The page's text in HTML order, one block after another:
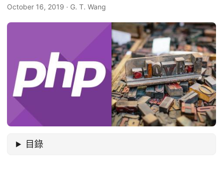
October 16, 2019 · G. T. Wang
目錄